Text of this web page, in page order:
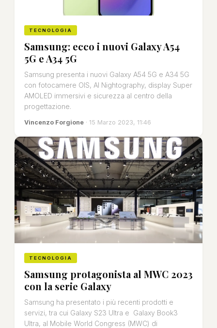
TECNOLOGIA
Samsung: ecco i nuovi Galaxy A54
5G e A34 5G
Samsung presenta i nuovi Galaxy A54 5G e A34 5G
con fotocamere OIS, AI Nightography, display Super
AMOLED immersivi e sicurezza al centro della
progettazione.
Vincenzo Forgione · 15 Marzo 2023, 11:46
TECNOLOGIA
Samsung protagonista al MWC 2023
con la serie Galaxy
Samsung ha presentato i più recenti prodotti e
servizi, tra cui Galaxy S23 Ultra e Galaxy Book3
Ultra, al Mobile World Congress (MWC) di